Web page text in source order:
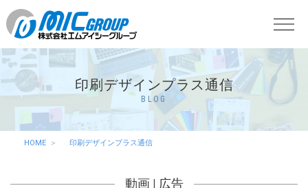
印刷デザインプラス通信
BLOG
HOME 印刷デザインプラス通信
動画| 広告